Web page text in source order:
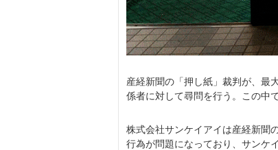
産経新聞の「押し紙」裁判が、最
係者に対して尋問を行う。この中
株式会社サンケイアイは産経新聞
行為が問題になっており、サンケ